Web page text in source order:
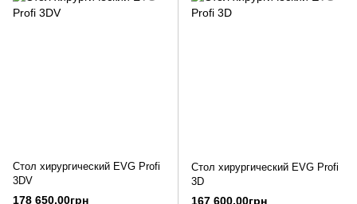
Стол хирургический EVG Profi
3DV
178 650.00грн
Стол хирургический EVG Profi
3D
167 600.00грн